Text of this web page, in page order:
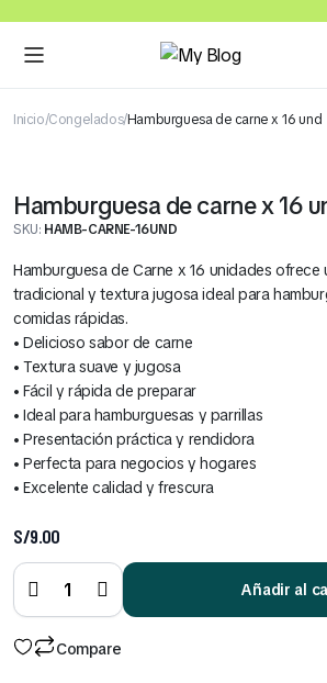
Inicio Congelados Hamburguesa de carne x 16 und
Hamburguesa de carne x 16
SKU: HAMB-CARNE-16UND
Hamburguesa de Carne x 16 unidades
tradicional y textura jugosa ideal para
comidas rápidas.
• Delicioso sabor de carne
• Textura suave y jugosa
• Fácil y rápida de preparar
• Ideal para hamburguesas y parrillas
• Presentación práctica y rendidora
• Perfecta para negocios y hogares
• Excelente calidad y frescura
S/9.00
Hamburguesa
de carne x 16
und quantity
Añadir al
Compare